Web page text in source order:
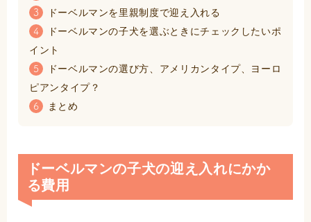
3 ドーベルマンを里親制度で迎え入れる
4
ドーベルマンの子犬を選ぶときにチェックしたいポ
イント
5
ドーベルマンの選び方、アメリカンタイプ、ヨーロ
ピアンタイプ？
6 まとめ
ドーベルマンの子犬の迎え入れにかか
る費用